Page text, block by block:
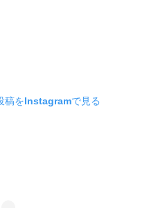
稿をInstagramで見る